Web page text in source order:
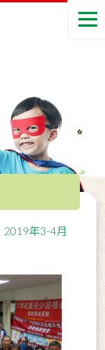
2019年3-4月